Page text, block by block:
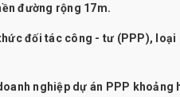
đường rộng 17m.
đối tác công - tư (PPP), loại
nghiệp dự án PPP khoảng